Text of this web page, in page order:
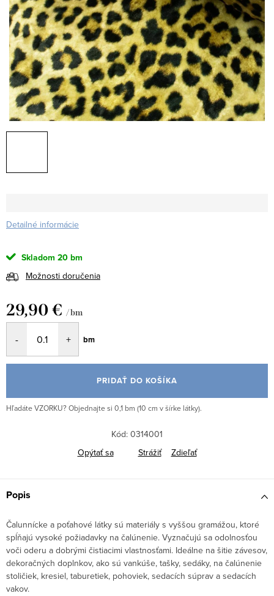
Detailné informácie
Skladom 20 bm
Možnosti doručenia
29,90 € / bm
cena:
bm
PRIDAŤ DO KOŠÍKA
Hľadáte VZORKU? Objednajte si 0,1 bm (10 cm v šírke látky).
Kód: 0314001
Opýtať sa
Strážiť Zdieľať
Popis
Čalunnícke a poťahové látky sú materiály s vyššou gramážou, ktoré
spĺňajú vysoké požiadavky na čalúnenie. Vyznačujú sa odolnosťou
voči oderu a dobrými čistiacimi vlastnosťami. Ideálne na šitie závesov,
dekoračných doplnkov, ako sú vankúše, tašky, sedáky, na čalúnenie
stoličiek, kresiel, taburetiek, pohoviek, sedacích súprav a sedacích
vakov.